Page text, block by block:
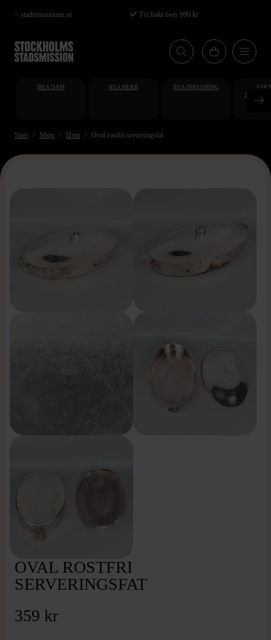
Hoppa
till
huvudinnehåll
< stadsmissionen.se Fri frakt över 990 kr
REA DAM REA HERR REA INREDNING
Start Shop Hem Oval rostfri serveringsfat
OVAL ROSTFRI
SERVERINGSFAT
359 kr